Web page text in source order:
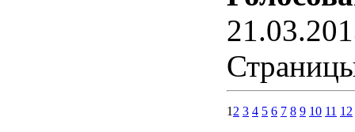
1 2 3 4 5 6 7 8 9 10 11 12